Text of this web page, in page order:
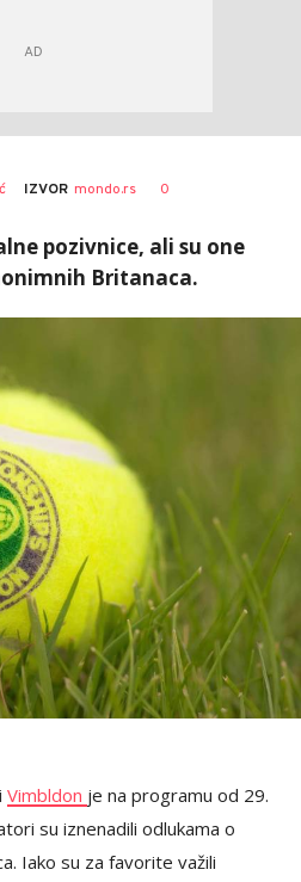
IZVOR mondo.rs 0
pozivnice, ali su one
Britanaca.
Vimbldon je na programu od 29.
su iznenadili odlukama o
Iako su za favorite važili